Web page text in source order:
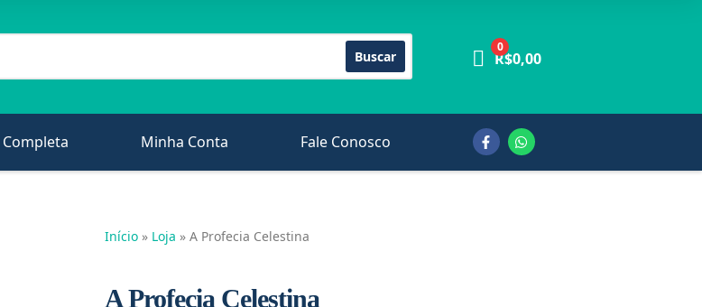
Buscar
0
R$0,00
Minha Conta Fale Conosco
Início » Loja » A Profecia Celestina
A Profecia Celestina